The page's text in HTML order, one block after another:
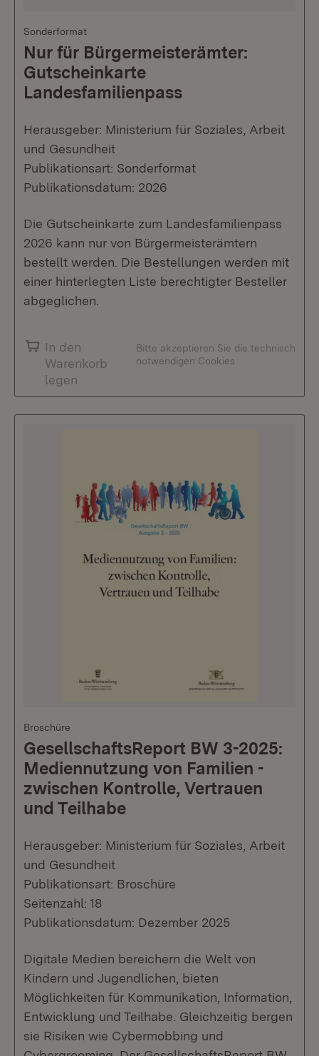
Sonderformat
Nur für Bürgermeisterämter:
Gutscheinkarte
Landesfamilienpass
Herausgeber: Ministerium für Soziales, Arbeit
und Gesundheit
Publikationsart: Sonderformat
Publikationsdatum: 2026
Die Gutscheinkarte zum Landesfamilienpass
2026 kann nur von Bürgermeisterämtern
bestellt werden. Die Bestellungen werden mit
einer hinterlegten Liste berechtigter Besteller
abgeglichen.
In den
Warenkorb
legen
Bitte akzeptieren Sie die technisch
notwendigen Cookies
Broschüre
GesellschaftsReport BW 3-2025:
Mediennutzung von Familien -
zwischen Kontrolle, Vertrauen
und Teilhabe
Herausgeber: Ministerium für Soziales, Arbeit
und Gesundheit
Publikationsart: Broschüre
Seitenzahl: 18
Publikationsdatum: Dezember 2025
Digitale Medien bereichern die Welt von
Kindern und Jugendlichen, bieten
Möglichkeiten für Kommunikation, Information,
Entwicklung und Teilhabe. Gleichzeitig bergen
sie Risiken wie Cybermobbing und